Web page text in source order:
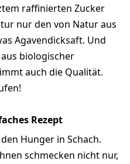
raffinierten Zucker
nur den von Natur aus
Agavendicksaft. Und
biologischer
auch die Qualität.
Rezept
Hunger in Schach.
schmecken nicht nur,